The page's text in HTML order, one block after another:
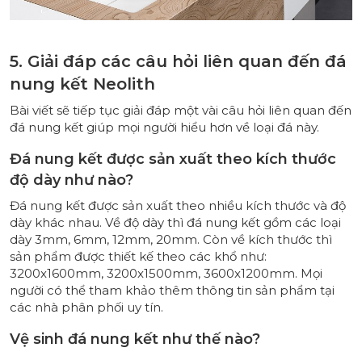
5. Giải đáp các câu hỏi liên quan đến đá
nung kết Neolith
Bài viết sẽ tiếp tục giải đáp một vài câu hỏi liên quan đến
đá nung kết giúp mọi người hiểu hơn về loại đá này.
Đá nung kết được sản xuất theo kích thước
độ dày như nào?
Đá nung kết được sản xuất theo nhiều kích thước và độ
dày khác nhau. Về độ dày thì đá nung kết gồm các loại
dày 3mm, 6mm, 12mm, 20mm. Còn về kích thước thì
sản phẩm được thiết kế theo các khổ như:
3200x1600mm, 3200x1500mm, 3600x1200mm. Mọi
người có thể tham khảo thêm thông tin sản phẩm tại
các nhà phân phối uy tín.
Vệ sinh đá nung kết như thế nào?